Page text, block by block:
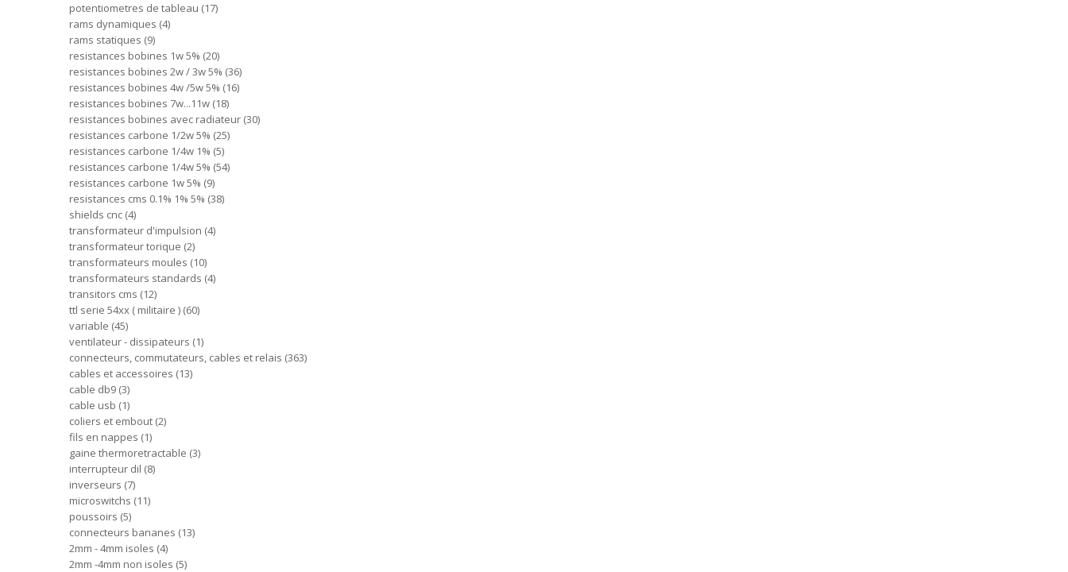
potentiometres de tableau 17
rams dynamiques 4
rams statiques 9
resistances bobines 1w 5% 20
resistances bobines 2w / 3w 5% 36
resistances bobines 4w /5w 5% 16
resistances bobines 7w...11w 18
resistances bobines avec radiateur 30
resistances carbone 1/2w 5% 25
resistances carbone 1/4w 1% 5
resistances carbone 1/4w 5% 54
resistances carbone 1w 5% 9
resistances cms 0.1% 1% 5% 38
shields cnc 4
transformateur d'impulsion 4
transformateur torique 2
transformateurs moules 10
transformateurs standards 4
transitors cms 12
ttl serie 54xx ( militaire ) 60
variable 45
ventilateur - dissipateurs 1
connecteurs, commutateurs, cables et relais 363
cables et accessoires 13
cable db9 3
cable usb 1
coliers et embout 2
fils en nappes 1
gaine thermoretractable 3
interrupteur dil 8
inverseurs 7
microswitchs 11
poussoirs 5
connecteurs bananes 13
2mm - 4mm isoles 4
2mm -4mm non isoles 5